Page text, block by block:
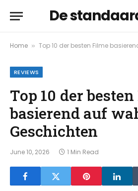
De
Home » Top 10 der besten Filme
REVIEWS
Top 10 der
basierend auf
Geschichten
June 10, 2026 1 Min Read